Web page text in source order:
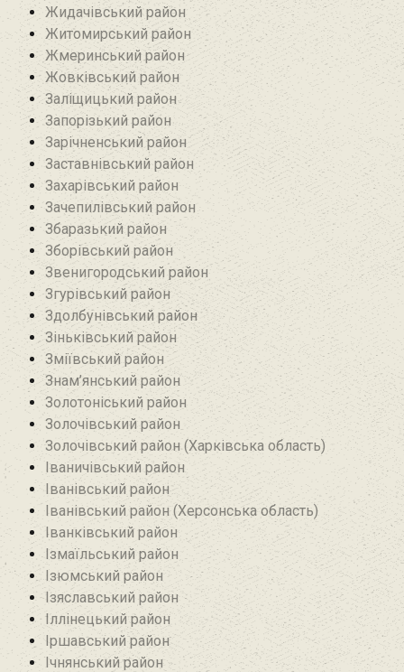
Жидачівський район
Житомирський район
Жмеринський район
Жовківський район
Заліщицький район‎
Запорізький район
Зарічненський район
Заставнівський район
Захарівський район
Зачепилівський район
Збаразький район‎
Зборівський район
Звенигородський район
Згурівський район
Здолбунівський район‎
Зіньківський район‎
Зміївський район
Знам’янський район
Золотоніський район
Золочівський район
Золочівський район (Харківська область)
Іваничівський район‎
Іванівський район
Іванівський район (Херсонська область)
Іванківський район
Ізмаїльський район
Ізюмський район
Ізяславський район
Іллінецький район
Іршавський район
Ічнянський район